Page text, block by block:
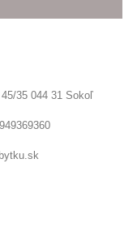
35 044 31 Sokoľ